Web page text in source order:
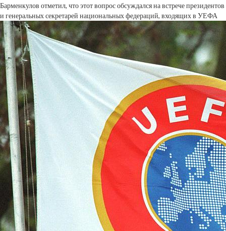
Барменкулов отметил, что этот вопрос обсуждался на встрече президентов
и генеральных секретарей национальных федераций, входящих в УЕФА